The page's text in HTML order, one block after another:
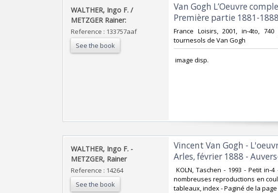
‎WALTHER, Ingo F. /
METZGER Rainer:‎
Reference : 133757aaf
See the book
‎Van Gogh L’Oeuvre
Première partie 1881-
‎France Loisirs, 2001, in-4to,
tournesols de Van Gogh‎
‎ image disp.‎
‎WALTHER, Ingo F. -
METZGER, Rainer‎
Reference : 14264
See the book
‎Vincent Van Gogh -
Arles, février 1888 -
KOLN, Taschen - 1993 - Petit
nombreuses reproductions en
tableaux, index - Paginé de la